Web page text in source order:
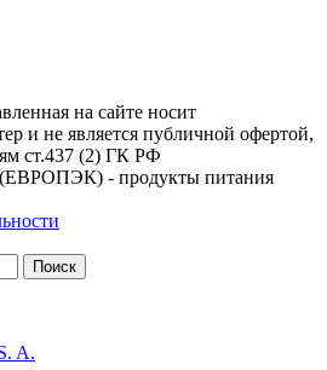
на сайте носит
и не является публичной офертой,
ст.437 (2) ГК РФ
- продукты питания
Поиск
A.